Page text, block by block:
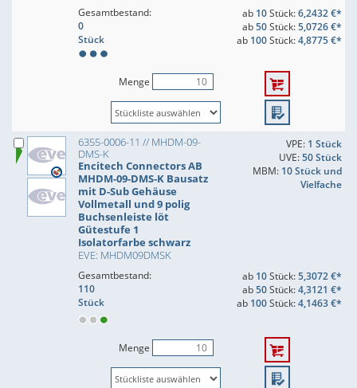
Gesamtbestand:
0
Stück
ab 10Stück:6,2432 €*
ab50Stück:5,0726 €*
ab 100Stück:4,8775 €*
Menge
6355-0006-11 // MHDM-09-
DMS-K
Encitech Connectors AB
MHDM-09-DMS-K Bausatz
mit D-Sub Gehäuse
Vollmetall und 9 polig
Buchsenleiste löt
Gütestufe 1
Isolatorfarbe schwarz
EVE: MHDM09DMSK
VPE: 1 Stück
UVE:50 Stück
MBM: 10 Stück und
Vielfache
Gesamtbestand:
110
Stück
ab 10Stück:5,3072 €*
ab50Stück:4,3121 €*
ab 100Stück:4,1463 €*
Menge